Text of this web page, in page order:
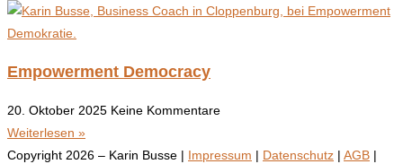
Empowerment Democracy
20. Oktober 2025 Keine Kommentare
Weiterlesen »
Copyright 2026 – Karin Busse | Impressum | Datenschutz | AGB |